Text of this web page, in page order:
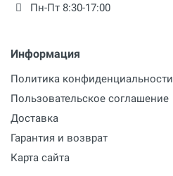
Пн-Пт 8:30-17:00
Информация
Политика конфиденциальности
Пользовательское соглашение
Доставка
Гарантия и возврат
Карта сайта